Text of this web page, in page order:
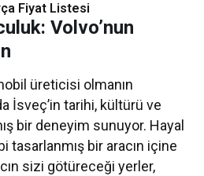
Fiyat Listesi​
Volvo’nun
üreticisi olmanın
İsveç’in tarihi, kültürü ve
bir deneyim sunuyor. Hayal
tasarlanmış bir aracın içine
sizi götüreceği yerler,